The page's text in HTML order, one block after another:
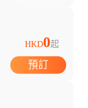
HKD0起
預訂